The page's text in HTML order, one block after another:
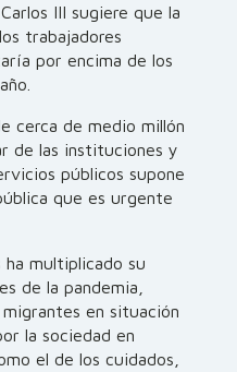
III sugiere que la
trabajadores
por encima de los
cerca de medio millón
de las instituciones y
públicos supone
que es urgente
ha multiplicado su
de la pandemia,
en situación
la sociedad en
el de los cuidados,